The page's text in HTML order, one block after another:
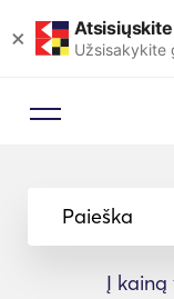
× Užsisakykite
Paieška
Į kainą